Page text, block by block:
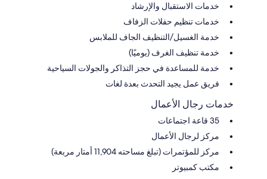
خدمات الاستقبال والإرشاد
خدمات تنظيم حفلات الزفاف
خدمة الغسيل/التنظيف الجاف للملابس
خدمة تنظيف الغرف (يوميًا)
خدمة للمساعدة في حجز التذاكر والجولات السياحية
فريق عمل يجيد التحدث بعدة لغات
خدمات رجال الأعمال
35 قاعة اجتماعات
مركز لرجال الأعمال
مركز للمؤتمرات (تبلغ مساحته 11,904 أمتار مربعة)
مكتب كمبيوتر